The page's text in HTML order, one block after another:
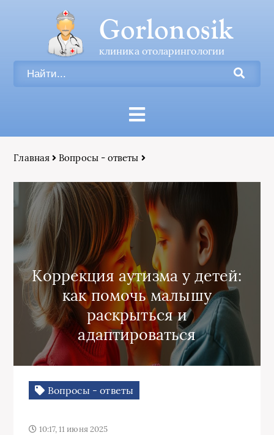
Gorlonosik
клиника отоларингологии
Главная Вопросы - ответы
Коррекция аутизма у детей:
как помочь малышу
раскрыться и
адаптироваться
Вопросы - ответы
10:17, 11 июня 2025